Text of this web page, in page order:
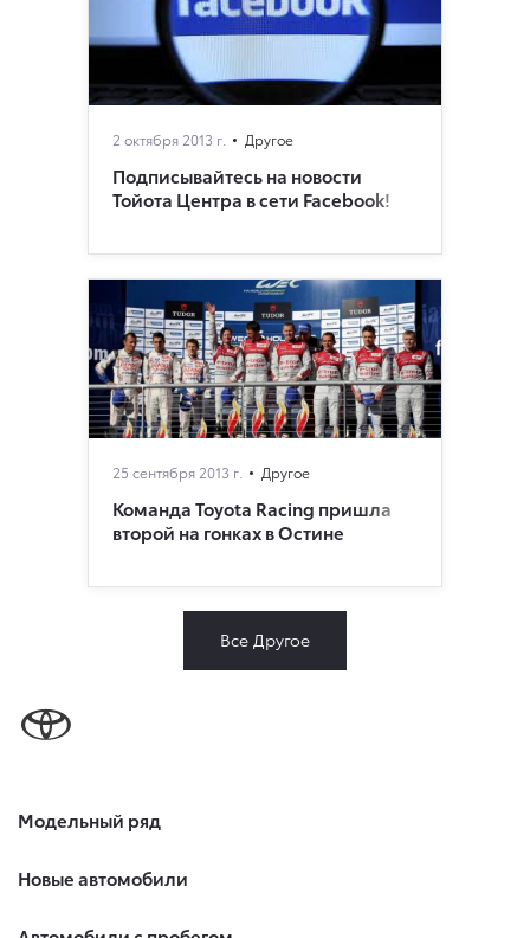
2 октября 2013 г. Другое
Подписывайтесь на новости
Тойота Центра в сети Facebook!
25 сентября 2013 г. Другое
Команда Toyota Racing пришла
второй на гонках в Остине
Все Другое
Модельный ряд
Новые автомобили